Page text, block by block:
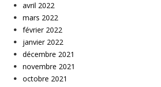
avril 2022
mars 2022
février 2022
janvier 2022
décembre 2021
novembre 2021
octobre 2021